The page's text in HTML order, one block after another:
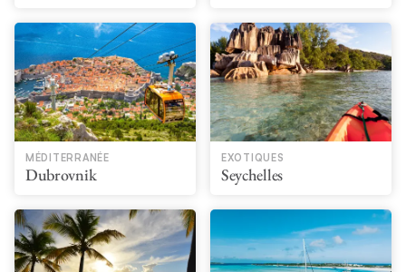
MÉDITERRANÉE
Dubrovnik
EXOTIQUES
Seychelles